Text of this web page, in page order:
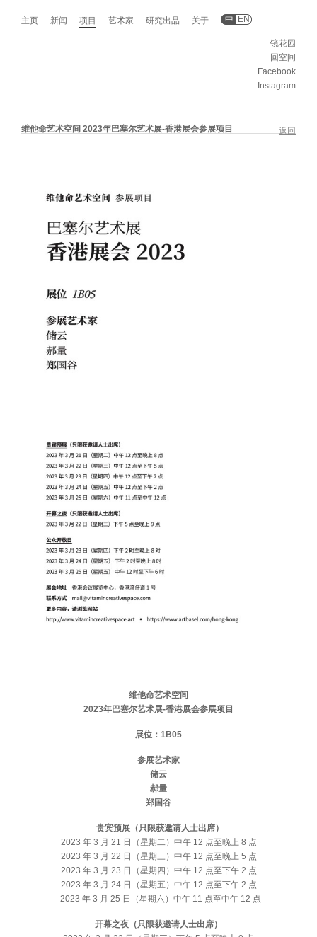
主页 新闻 项目 艺术家 研究出品 关于 中 EN
镜花园
回空间
Facebook
Instagram
返回
维他命艺术空间 2023年巴塞尔艺术展-香港展会参展项目
维他命艺术空间
2023年巴塞尔艺术展-香港展会参展项目
展位：1B05
参展艺术家
储云
郝量
郑国谷
贵宾预展（只限获邀请人士出席）
2023 年 3 月 21 日（星期二）中午 12 点至晚上 8 点
2023 年 3 月 22 日（星期三）中午 12 点至晚上 5 点
2023 年 3 月 23 日（星期四）中午 12 点至下午 2 点
2023 年 3 月 24 日（星期五）中午 12 点至下午 2 点
2023 年 3 月 25 日（星期六）中午 11 点至中午 12 点
开幕之夜（只限获邀请人士出席）